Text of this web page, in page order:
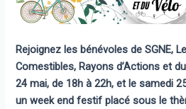
Rejoignez les bénévoles de SGNE,
Comestibles, Rayons d’Actions et
24 mai, de 18h à 22h, et le samedi
un week end festif placé sous le